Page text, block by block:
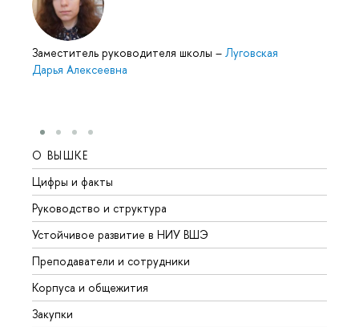
Заместитель руководителя школы – Луговская
Дарья Алексеевна
О ВЫШКЕ
Цифры и факты
Руководство и структура
Устойчивое развитие в НИУ ВШЭ
Преподаватели и сотрудники
Корпуса и общежития
Закупки